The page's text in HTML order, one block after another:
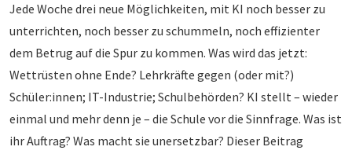
Jede Woche drei neue Möglichkeiten, mit KI noch besser zu
unterrichten, noch besser zu schummeln, noch effizienter
dem Betrug auf die Spur zu kommen. Was wird das jetzt:
Wettrüsten ohne Ende? Lehrkräfte gegen (oder mit?)
Schüler:innen; IT-Industrie; Schulbehörden? KI stellt – wieder
einmal und mehr denn je – die Schule vor die Sinnfrage. Was ist
ihr Auftrag? Was macht sie unersetzbar? Dieser Beitrag